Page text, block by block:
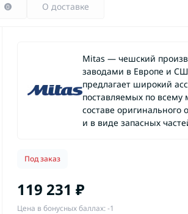
0 О доставке
Mitas — чешский
заводами в Европе и
предлагает широкий
поставляемых по всему
составе оригинального
и в виде запасных
Под заказ
119 231 ₽
Цена в бонусных баллах: -1